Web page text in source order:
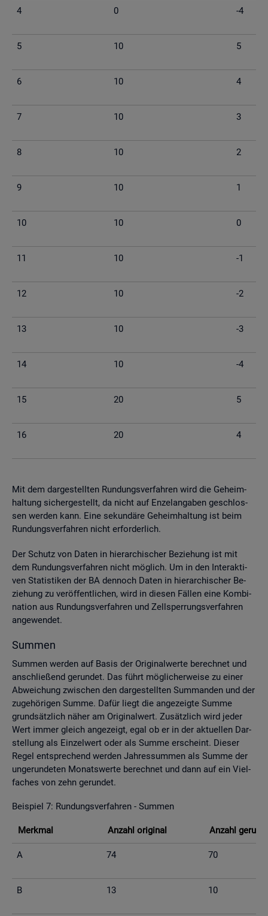
4 0 -4
5 10 5
6 10 4
7 10 3
8 10 2
9 10 1
10 10 0
11 10 -1
12 10 -2
13 10 -3
14 10 -4
15 20 5
16 20 4
Mit dem dar­ge­stell­ten Run­dungs­ver­fah­ren wird die Ge­heim­
hal­tung si­cher­ge­stellt, da nicht auf En­zel­an­ga­ben ge­schlos­
sen wer­den kann. Eine se­kun­dä­re Ge­heim­hal­tung ist beim
Run­dungs­ver­fah­ren nicht er­for­der­lich.
Der Schutz von Daten in hier­ar­chi­scher Be­zie­hung ist mit
dem Run­dungs­ver­fah­ren nicht mög­lich. Um in den In­ter­ak­ti­
ven Sta­tis­ti­ken der BA den­noch Daten in hier­ar­chi­scher Be­
zie­hung zu ver­öf­fent­li­chen, wird in die­sen Fäl­len eine Kom­bi­
na­ti­on aus Run­dungs­ver­fah­ren und Zell­sper­rungs­ver­fah­ren
an­ge­wen­det.
Sum­men
Sum­men wer­den auf Basis der Ori­gi­nal­wer­te be­rech­net und
an­schlie­ßend ge­run­det. Das führt mög­li­cher­wei­se zu einer
Ab­wei­chung zwi­schen den dar­ge­stell­ten Sum­man­den und der
zu­ge­hö­ri­gen Summe. Dafür liegt die an­ge­zeig­te Summe
grund­sätz­lich näher am Ori­gi­nal­wert. Zu­sätz­lich wird jeder
Wert immer gleich an­ge­zeigt, egal ob er in der ak­tu­el­len Dar­
stel­lung als Ein­zel­wert oder als Summe er­scheint. Die­ser
Regel ent­spre­chend wer­den Jah­res­sum­men als Summe der
un­ge­run­de­ten Mo­nats­wer­te be­rech­net und dann auf ein Viel­
fa­ches von zehn ge­run­det.
Bei­spiel 7: Run­dungs­ver­fah­ren - Sum­men
Merk­mal An­zahl ori­gi­nal An­zahl
A 74 70
B 13 10